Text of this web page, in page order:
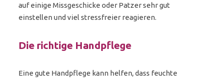
auf einige Missgeschicke oder Patzer sehr gut
einstellen und viel stressfreier reagieren.
Die richtige Handpflege
Eine gute Handpflege kann helfen, dass feuchte